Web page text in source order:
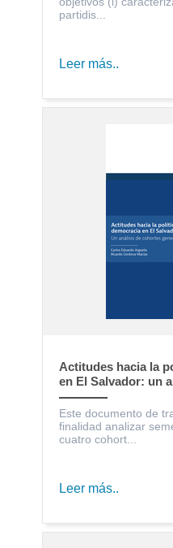
partidis...
Leer más..
Actitudes hacia la
en El Salvador: un
generacionales
Este documento de
finalidad analizar
cuatro cohort...
Leer más..